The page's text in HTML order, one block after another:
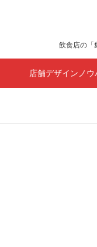
飲食店の「
店舗デザインノウ